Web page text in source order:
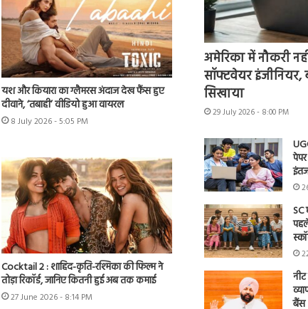
यश और कियारा का ग्लैमरस अंदाज देख फैंस हुए
दीवाने, ‘तबाही’ वीडियो हुआ वायरल
8 July 2026 - 5:05 PM
Cocktail 2 : शाहिद-कृति-रश्मिका की फिल्म ने
तोड़ा रिकॉर्ड, जानिए कितनी हुई अब तक कमाई
27 June 2026 - 8:14 PM
अमेरिका में नौकरी
सॉफ्टवेयर
सिखाया
29 July 2026 - 8:00 PM
बैंस